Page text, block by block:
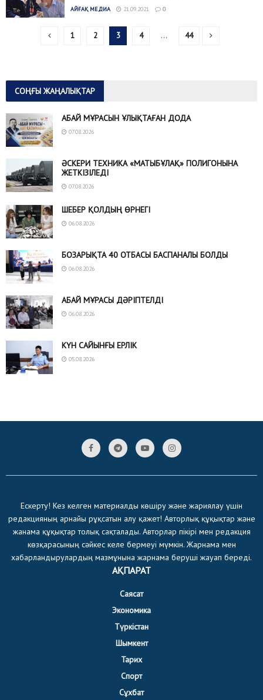
АЙҒАҚ МЕДИА 21.09.2021 0
1 2 3 4 … 44
СОҢҒЫ ЖАҢАЛЫҚТАР
АБАЙ МҰРАСЫН ҰЛЫҚТАҒАН ДОДА
07.08.2026
ӘСКЕРИ ТЕХНИКА «МАТЫБҰЛАҚ» ПОЛИГОНЫНА
ЖЕТКІЗІЛЕДІ
07.08.2026
ШЕБЕР ҚОЛДЫҢ ӨРНЕГІ
06.08.2026
БОЗАРЫҚТА 40 ОТБАСЫ БАСПАНАЛЫ БОЛДЫ
06.08.2026
АБАЙ МҰРАСЫ ДӘРІПТЕЛДІ
06.08.2026
КҮН САЙЫНҒЫ ЕРЛІК
05.08.2026
Ескерту! Кез келген материалды көшіру және жариялау үшін
редакцияның арнайы рұқсатын алу қажет! Авторлық құқықтар және
жанама құқықтар толық сақталады. Авторлар пікірі мен редакция
көзқарасының сәйкес келе бермеуі мүмкін. Жарнама мен
хабарландырулардың мазмұнына жарнама беруші жауап береді.
АҚПАРАТ
Саясат
Экономика
Түркістан
Шымкент
Тарих
Спорт
Сұхбат